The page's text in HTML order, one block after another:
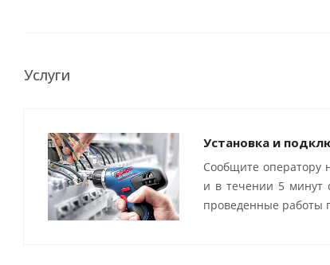
Услуги
Установка и
Сообщите оператору
и в течении 5 минут
проведенные работы